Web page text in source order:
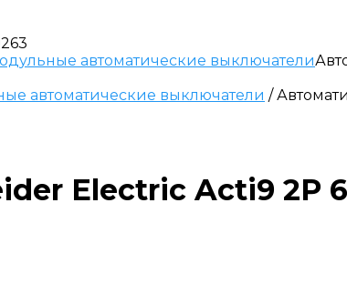
автоматические выключатели
автоматические выключатели /
Electric Acti9 2P